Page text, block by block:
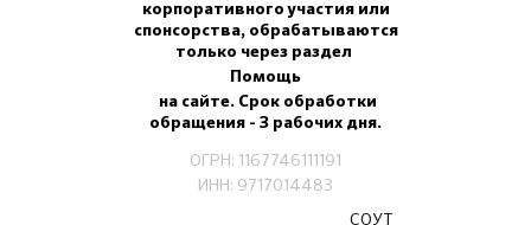
корпоративного участия или
спонсорства, обрабатываются
только через раздел
Помощь
на сайте. Срок обработки
обращения - 3 рабочих дня.
ОГРН: 1167746111191
ИНН: 9717014483
СОУТ